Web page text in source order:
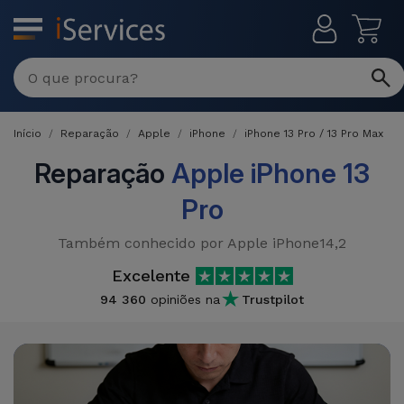
MENU
Reparações
Multimarca
Por
Avaria
Recondicionados
iPads
Recondicionados
Retomas
Início Reparação Apple iPhone iPhone 13 Pro / 13 Pro Max
Reparação Apple iPhone 13
Pro
Também conhecido por Apple iPhone14,2
Excelente
94 360 opiniões na Trustpilot